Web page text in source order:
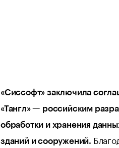
«Сиссофт» заключила
«Тангл» — российским
обработки и хранения
зданий и сооружений.